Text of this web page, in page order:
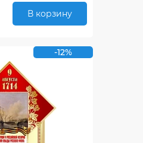
В корзину
-12%